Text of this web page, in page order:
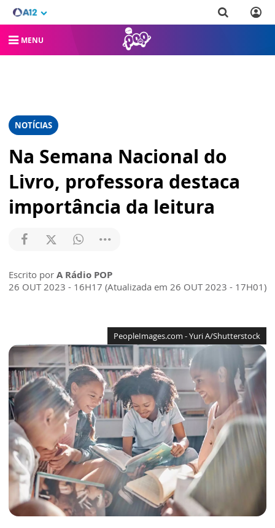
MENU
NOTÍCIAS
Na Semana Nacional do
Livro, professora destaca
importância da leitura
Escrito por A Rádio POP
26 OUT 2023 - 16H17 (Atualizada em 26 OUT 2023 - 17H01)
PeopleImages.com - Yuri A/Shutterstock